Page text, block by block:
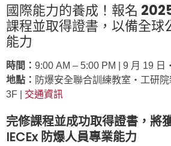
國際能力的養成！報名
課程並取得證書，以備全球
能力
時間： 9:00 AM – 5:00 PM | 9 月 19 日
地點： 防爆安全聯合訓練教室‧工研
3F | 交通資訊
完修課程並成功取得證書，將
IECEx 防爆人員專業能力